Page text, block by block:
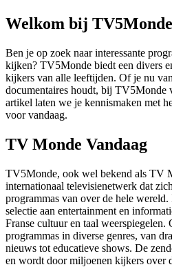
Welkom bij TV5Monde
Ben je op zoek naar interessante
kijken? TV5Monde biedt een divers
kijkers van alle leeftijden. Of je nu
documentaires houdt, bij TV5Monde
artikel laten we je kennismaken met
voor vandaag.
TV Monde Vandaag
TV5Monde, ook wel bekend als TV
internationaal televisienetwerk dat
programmas van over de hele
selectie aan entertainment en
Franse cultuur en taal
programmas in diverse genres, van
nieuws tot educatieve shows. De
en wordt door miljoenen kijkers over